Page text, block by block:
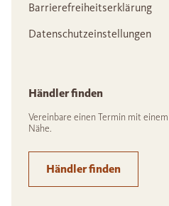
Barrierefreiheitserklärung
Datenschutzeinstellungen
Händler finden
Vereinbare einen Termin mit
Nähe.
Händler finden